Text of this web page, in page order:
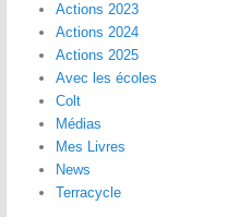
Actions 2023
Actions 2024
Actions 2025
Avec les écoles
Colt
Médias
Mes Livres
News
Terracycle